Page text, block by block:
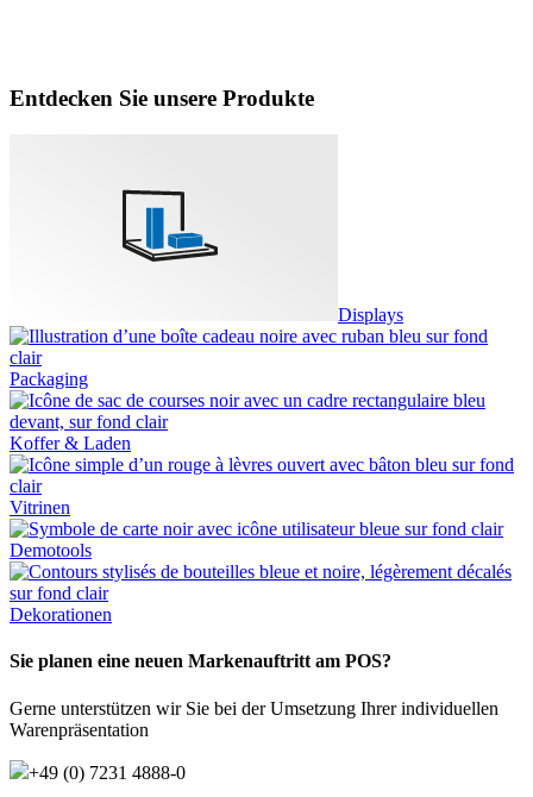
Entdecken Sie unsere Produkte
Displays
Packaging
Koffer & Laden
Vitrinen
Demotools
Dekorationen
Sie planen eine neuen Markenauftritt am POS?
Gerne unterstützen wir Sie bei der Umsetzung Ihrer individuellen
Warenpräsentation
+49 (0) 7231 4888-0